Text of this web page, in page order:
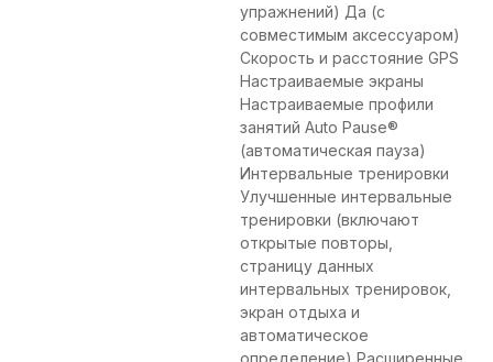
упражнений) Да (с
совместимым аксессуаром)
Скорость и расстояние GPS
Настраиваемые экраны
Настраиваемые профили
занятий Auto Pause®
(автоматическая пауза)
Интервальные тренировки
Улучшенные интервальные
тренировки (включают
открытые повторы,
страницу данных
интервальных тренировок,
экран отдыха и
автоматическое